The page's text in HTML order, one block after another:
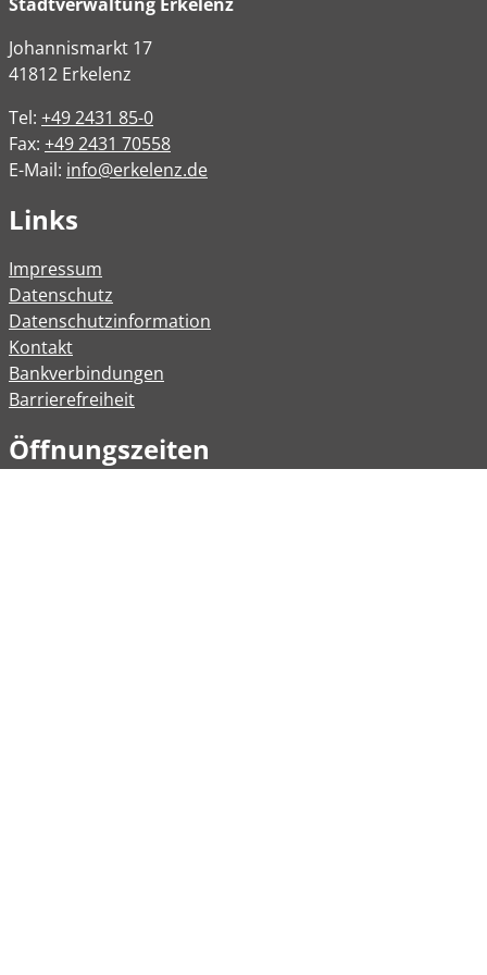
Johannismarkt 17
41812 Erkelenz
Tel: +49 2431 85-0
Fax: +49 2431 70558
E-Mail: info@erkelenz.de
Links
Impressum
Datenschutz
Datenschutzinformation
Kontakt
Bankverbindungen
Barrierefreiheit
Öffnungszeiten